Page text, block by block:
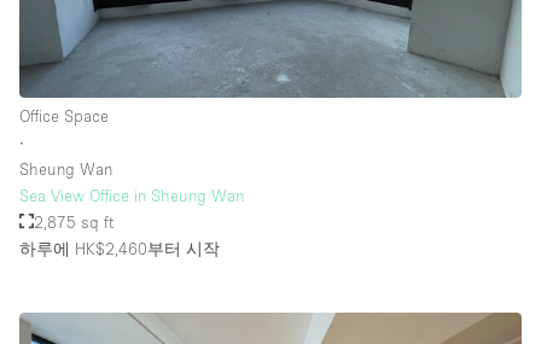
Office Space
∙
Sheung Wan
Sea View Office in Sheung Wan
2,875 sq ft
하루에 HK$2,460부터 시작